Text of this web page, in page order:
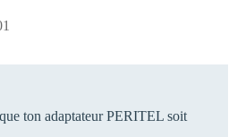
ton adaptateur PERITEL soit